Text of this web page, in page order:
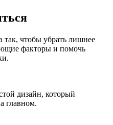
так, чтобы убрать лишнее
факторы и помочь
дизайн, который
главном.